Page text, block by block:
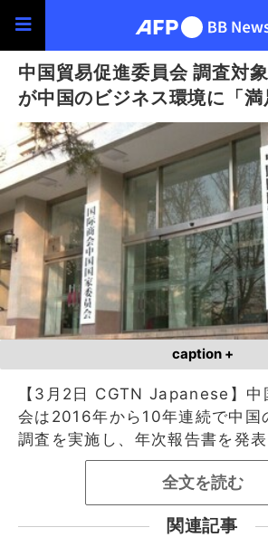
中国貿易促進委員会 調査対
が中国のビジネス環境に「満
caption +
【3月2日 CGTN Japanese】中
会は2016年から10年連続で中国
調査を実施し、年次報告書を発表
全文を読む
関連記事